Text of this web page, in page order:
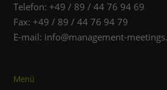
Telefon: +49 / 89 / 44 76 94 69
Fax: +49 / 89 / 44 76 94 79
E-mail: info@management-
Menü